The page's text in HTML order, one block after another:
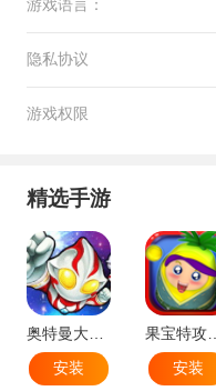
游戏语言：
隐私协议
游戏权限
精选手游
奥特曼大战小怪兽
安装
安装